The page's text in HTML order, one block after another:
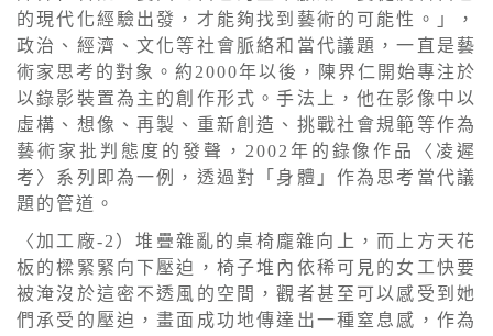
的現代化經驗出發，才能夠找到藝術的可能性。」，
政治、經濟、文化等社會脈絡和當代議題，一直是藝
術家思考的對象。約2000年以後，陳界仁開始專注於
以錄影裝置為主的創作形式。手法上，他在影像中以
虛構、想像、再製、重新創造、挑戰社會規範等作為
藝術家批判態度的發聲，2002年的錄像作品〈凌遲
考〉系列即為一例，透過對「身體」作為思考當代議
題的管道。
〈加工廠-2）堆疊雜亂的桌椅龐雜向上，而上方天花
板的樑緊緊向下壓迫，椅子堆內依稀可見的女工快要
被淹沒於這密不透風的空間，觀者甚至可以感受到她
們承受的壓迫，畫面成功地傳達出一種窒息感，作為